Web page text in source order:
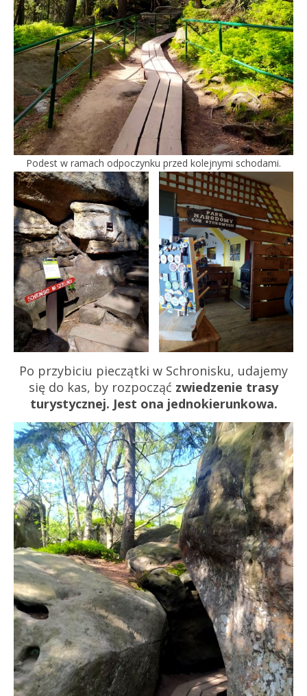
Podest w ramach odpoczynku przed kolejnymi schodami.
Po przybiciu pieczątki w Schronisku, udajemy
się do kas, by rozpocząć zwiedzenie trasy
turystycznej. Jest ona jednokierunkowa.